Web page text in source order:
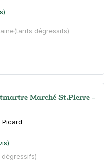
(tarifs dégressifs)
Marché St.Pierre -
Picard
dégressifs)